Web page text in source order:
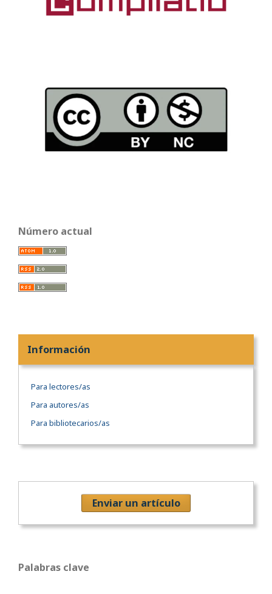
Número actual
Información
Para lectores/as
Para autores/as
Para bibliotecarios/as
Enviar un artículo
Palabras clave